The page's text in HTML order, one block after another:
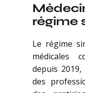
régime
Le régime
médicales
depuis
des